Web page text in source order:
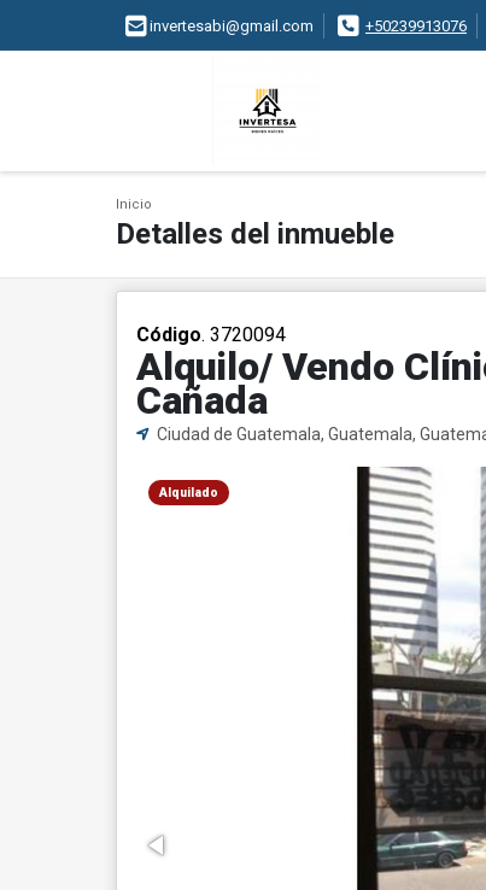
invertesabi@gmail.com +50239913076
Inicio
Detalles del inmueble
Código. 3720094
Alquilo/ Vendo
Cañada
Ciudad de Guatemala, Guatemala,
Alquilado